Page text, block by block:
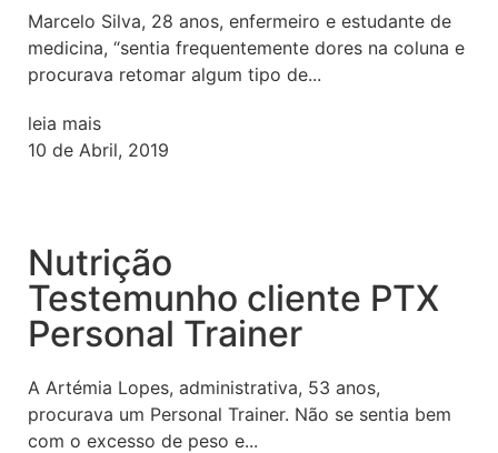
Marcelo Silva, 28 anos, enfermeiro e estudante de
medicina, “sentia frequentemente dores na coluna e
procurava retomar algum tipo de...
leia mais
10 de Abril, 2019
Nutrição
Testemunho cliente PTX
Personal Trainer
A Artémia Lopes, administrativa, 53 anos,
procurava um Personal Trainer. Não se sentia bem
com o excesso de peso e...